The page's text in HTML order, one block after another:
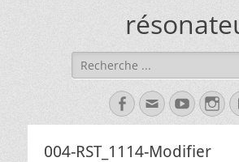
Rechercher :
Facebook
Adresse
de
004-RST_1114-Modifier